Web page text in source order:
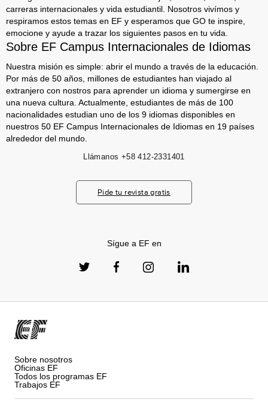
carreras internacionales y vida estudiantil. Nosotros vivímos y
respiramos estos temas en EF y esperamos que GO te inspire,
emocione y ayude a trazar los siguientes pasos en tu vida.
Sobre EF Campus Internacionales de Idiomas
Nuestra misión es simple: abrir el mundo a través de la educación.
Por más de 50 años, millones de estudiantes han viajado al
extranjero con nostros para aprender un idioma y sumergirse en
una nueva cultura. Actualmente, estudiantes de más de 100
nacionalidades estudian uno de los 9 idiomas disponibles en
nuestros 50 EF Campus Internacionales de Idiomas en 19 países
alrededor del mundo.
Llámanos +58 412-2331401
Pide tu revista gratis
Sígue a EF en
Sobre nosotros
Oficinas EF
Todos los programas EF
Trabajos EF